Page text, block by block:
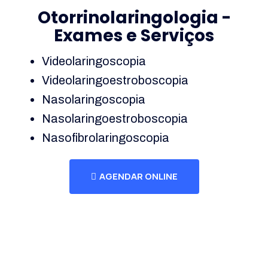
Otorrinolaringologia -
Exames e Serviços
Videolaringoscopia
Videolaringoestroboscopia
Nasolaringoscopia
Nasolaringoestroboscopia
Nasofibrolaringoscopia
AGENDAR ONLINE